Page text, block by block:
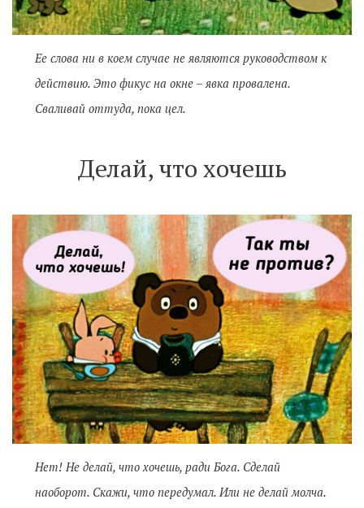
Ее слова ни в коем случае не являются руководством к
действию. Это фикус на окне – явка провалена.
Сваливай оттуда, пока цел.
Делай, что хочешь
Нет! Не делай, что хочешь, ради Бога. Сделай
наоборот. Скажи, что передумал. Или не делай молча.